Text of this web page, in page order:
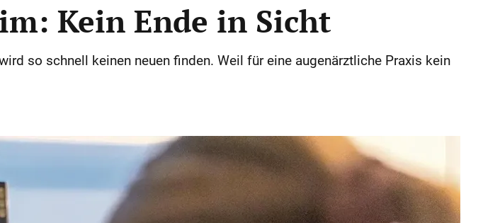
Kein Ende in Sicht
so schnell keinen neuen finden. Weil für eine augenärztliche Praxis kein